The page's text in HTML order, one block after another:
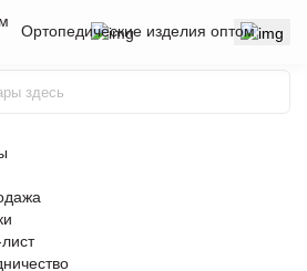
Ортопедические изделия оптом